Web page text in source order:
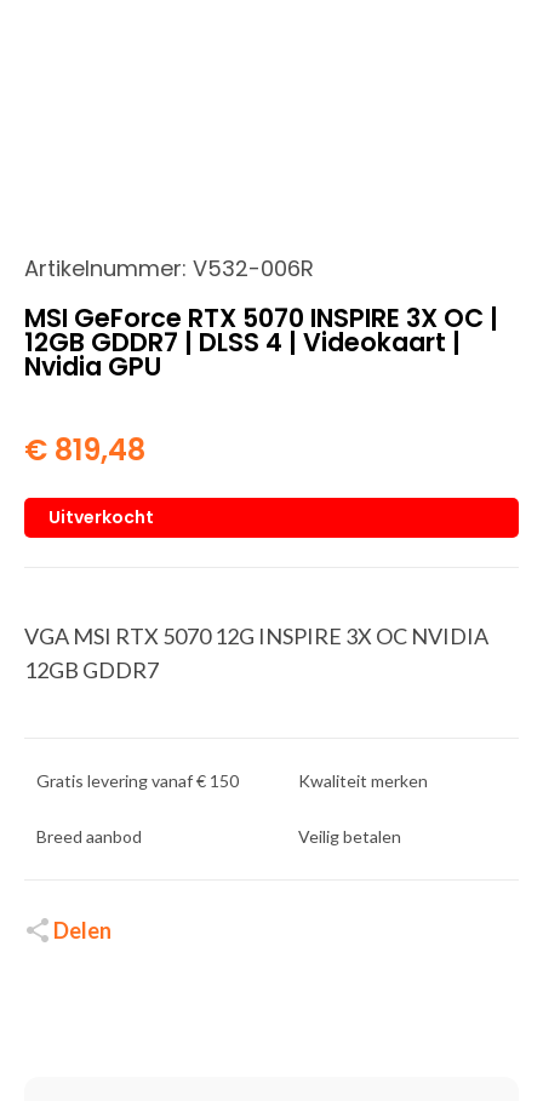
Artikelnummer: V532-006R
MSI GeForce RTX 5070 INSPIRE 3X OC |
12GB GDDR7 | DLSS 4 | Videokaart |
Nvidia GPU
€ 819,48
Uitverkocht
VGA MSI RTX 5070 12G INSPIRE 3X OC NVIDIA
12GB GDDR7
Gratis levering vanaf € 150 Kwaliteit merken
Breed aanbod Veilig betalen
Delen